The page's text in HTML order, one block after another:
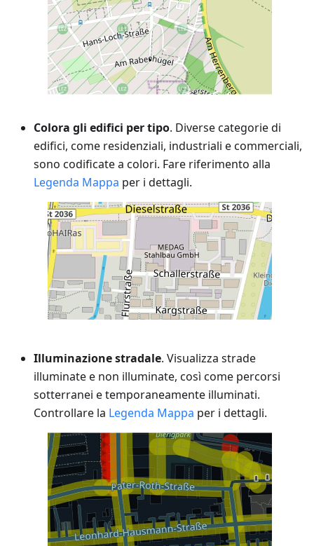
Colora gli edifici per tipo. Diverse categorie di
edifici, come residenziali, industriali e commerciali,
sono codificate a colori. Fare riferimento alla
Legenda Mappa per i dettagli.
Illuminazione stradale. Visualizza strade
illuminate e non illuminate, così come percorsi
sotterranei e temporaneamente illuminati.
Controllare la Legenda Mappa per i dettagli.